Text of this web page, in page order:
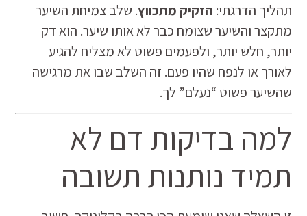
תהליך הדרגתי: הזקיק מתכווץ. שלב צמיחת השיער
מתקצר והשיער שצומח כבר לא אותו שיער. הוא דק
יותר, חלש יותר, ולפעמים פשוט לא מצליח להגיע
לאורך או לנפח שהיו פעם. זה השלב שבו את מרגישה
שהשיער פשוט “נעלם” לך.
למה בדיקות דם לא
תמיד נותנות תשובה